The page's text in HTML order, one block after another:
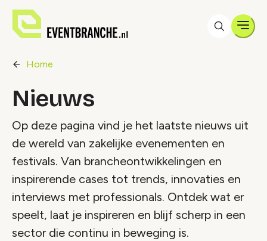
Home
Nieuws
Op deze pagina vind je het laatste nieuws uit
de wereld van zakelijke evenementen en
festivals. Van brancheontwikkelingen en
inspirerende cases tot trends, innovaties en
interviews met professionals. Ontdek wat er
speelt, laat je inspireren en blijf scherp in een
sector die continu in beweging is.